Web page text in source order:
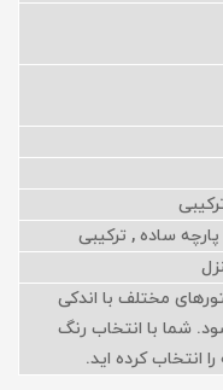
ساده , ترکیبی
مختلف با اندکی
شما با انتخاب رنگ
انتخاب کرده اید.